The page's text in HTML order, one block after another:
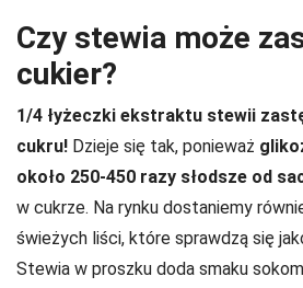
Czy stewia może
cukier?
1/4 łyżeczki ekstraktu stewii
cukru! Dzieje się tak, ponieważ
około 250-450 razy słodsze od
w cukrze. Na rynku dostaniemy
świeżych liści, które sprawdzą się
Stewia w proszku doda smaku